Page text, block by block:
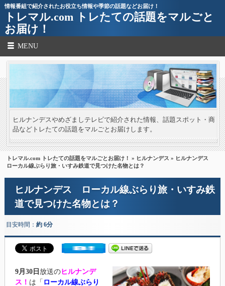
情報番組で紹介されたお役立ち情報や季節の話題などお届け！
トレマル.com トレたての話題をマルごと
お届け！
MENU
ヒルナンデスやめざましテレビで紹介された情報、話題スポット・商
品などトレたての話題をマルごとお届けします。
トレマル.com トレたての話題をマルごとお届け！ » ヒルナンデス » ヒルナンデス
ローカル線ぶらり旅・いすみ鉄道で見つけた名物とは？
ヒルナンデス ローカル線ぶらり旅・いすみ鉄
道で見つけた名物とは？
目安時間： 約 6分
9月30日 放送のヒルナンデ
ス！ は「 ローカル線ぶらり